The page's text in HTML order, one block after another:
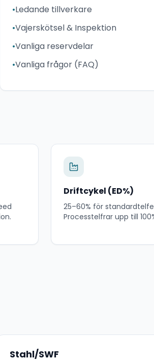
•Ledande tillverkare
•Vajerskötsel & Inspektion
•Vanliga reservdelar
•Vanliga frågor (FAQ)
Driftcykel (ED%)
25–60% för
Processtelfrar upp till
Stahl/SWF